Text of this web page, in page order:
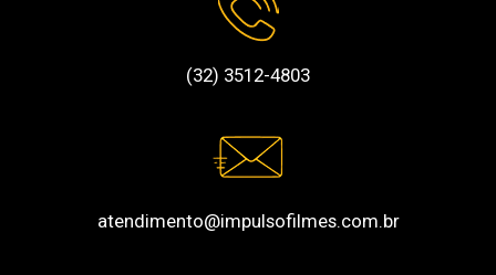
(32) 3512-4803
atendimento@impulsofilmes.com.br